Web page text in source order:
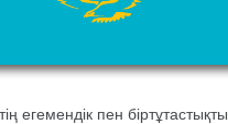
егемендік пен біртұтастықты